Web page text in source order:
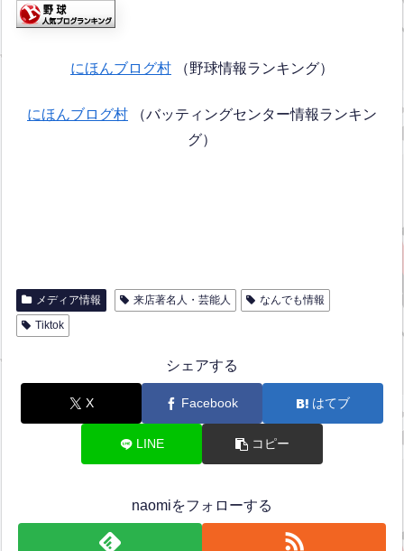
にほんブログ村 （野球情報ランキング）
にほんブログ村 （バッティングセンター情報ランキン
グ）
メディア情報 来店著名人・芸能人
なんでも情報
Tiktok
シェアする
X Facebook はてブ
LINE コピー
naomiをフォローする